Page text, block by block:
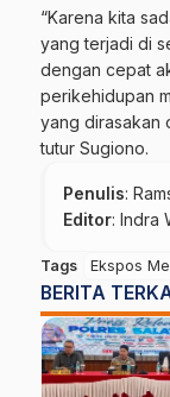
“Karena kita
yang terjadi di
dengan cepat
perikehidupan
yang dirasakan
tutur Sugiono.
Penulis:
Editor: Indra
Tags Ekspos
BERITA